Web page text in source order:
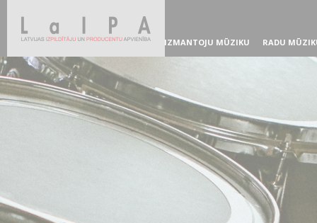
IZMANTOJU MŪZIKU RADU